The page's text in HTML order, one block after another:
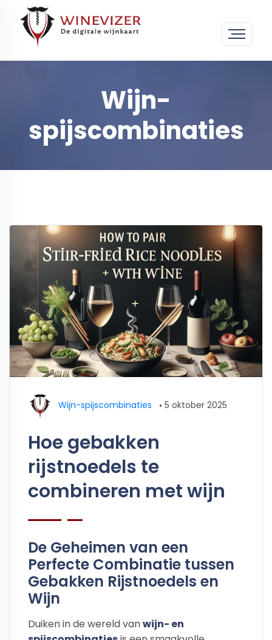
Wijn-
spijscombinaties
Wijn-spijscombinaties • 5 oktober 2025
Hoe gebakken
rijstnoedels te
combineren met wijn
De Geheimen van een
Perfecte Combinatie tussen
Gebakken Rijstnoedels en
Wijn
Duiken in de wereld vanwijn- en